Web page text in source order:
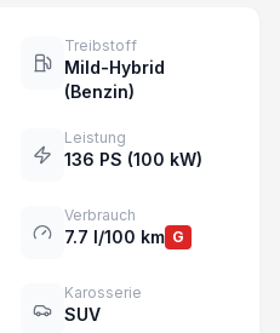
Treibstoff
Mild-Hybrid
(Benzin)
Leistung
136 PS (100 kW)
Verbrauch
7.7 l/100 km G
Karosserie
SUV